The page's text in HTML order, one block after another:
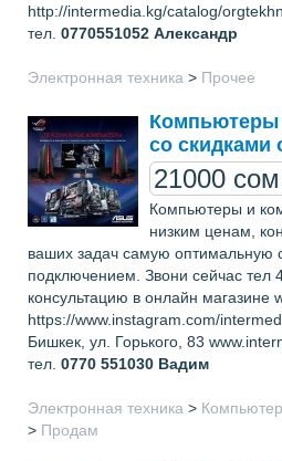
http://intermedia.kg/catalog/
тел. 0770551052 Александр
Электронная техника > Прочее
Компьютеры
со скидками
21000
Компьютеры и
низким ценам,
ваших задач самую оптимальную
подключением. Звони сейчас тел
консультацию в онлайн магазине
https://www.instagram.com/
Бишкек, ул. Горького, 83
тел. 0770 551030 Вадим
Электронная техника >
> Продам